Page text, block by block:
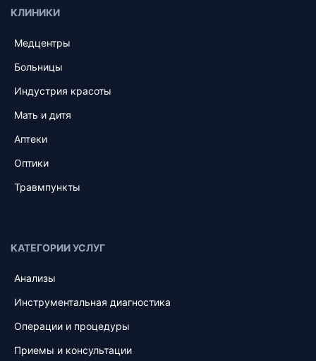
КЛИНИКИ
Медцентры
Больницы
Индустрия красоты
Мать и дитя
Аптеки
Оптики
Травмпункты
КАТЕГОРИИ УСЛУГ
Анализы
Инструментальная диагностика
Операции и процедуры
Приемы и консультации